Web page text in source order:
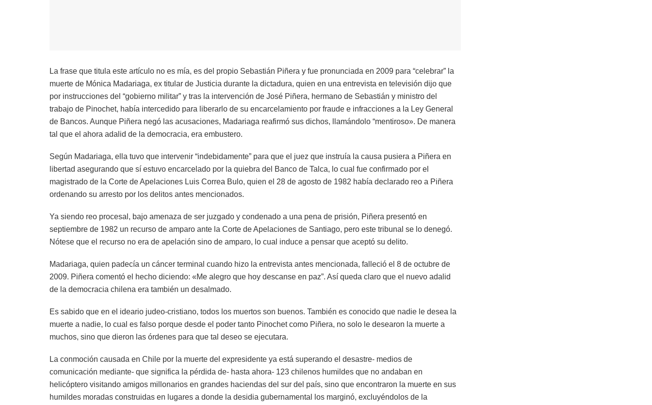
La frase que titula este artículo no es mía, es del propio Sebastián Piñera y fue pronunciada en 2009 para “celebrar” la
muerte de Mónica Madariaga, ex titular de Justicia durante la dictadura, quien en una entrevista en televisión dijo que
por instrucciones del “gobierno militar” y tras la intervención de José Piñera, hermano de Sebastián y ministro del
trabajo de Pinochet, había intercedido para liberarlo de su encarcelamiento por fraude e infracciones a la Ley General
de Bancos. Aunque Piñera negó las acusaciones, Madariaga reafirmó sus dichos, llamándolo “mentiroso». De manera
tal que el ahora adalid de la democracia, era embustero.
Según Madariaga, ella tuvo que intervenir “indebidamente” para que el juez que instruía la causa pusiera a Piñera en
libertad asegurando que sí estuvo encarcelado por la quiebra del Banco de Talca, lo cual fue confirmado por el
magistrado de la Corte de Apelaciones Luis Correa Bulo, quien el 28 de agosto de 1982 había declarado reo a Piñera
ordenando su arresto por los delitos antes mencionados.
Ya siendo reo procesal, bajo amenaza de ser juzgado y condenado a una pena de prisión, Piñera presentó en
septiembre de 1982 un recurso de amparo ante la Corte de Apelaciones de Santiago, pero este tribunal se lo denegó.
Nótese que el recurso no era de apelación sino de amparo, lo cual induce a pensar que aceptó su delito.
Madariaga, quien padecía un cáncer terminal cuando hizo la entrevista antes mencionada, falleció el 8 de octubre de
2009. Piñera comentó el hecho diciendo: «Me alegro que hoy descanse en paz”. Así queda claro que el nuevo adalid
de la democracia chilena era también un desalmado.
Es sabido que en el ideario judeo-cristiano, todos los muertos son buenos. También es conocido que nadie le desea la
muerte a nadie, lo cual es falso porque desde el poder tanto Pinochet como Piñera, no solo le desearon la muerte a
muchos, sino que dieron las órdenes para que tal deseo se ejecutara.
La conmoción causada en Chile por la muerte del expresidente ya está superando el desastre- medios de
comunicación mediante- que significa la pérdida de- hasta ahora- 123 chilenos humildes que no andaban en
helicóptero visitando amigos millonarios en grandes haciendas del sur del país, sino que encontraron la muerte en sus
humildes moradas construidas en lugares a donde la desidia gubernamental los marginó, excluyéndolos de la